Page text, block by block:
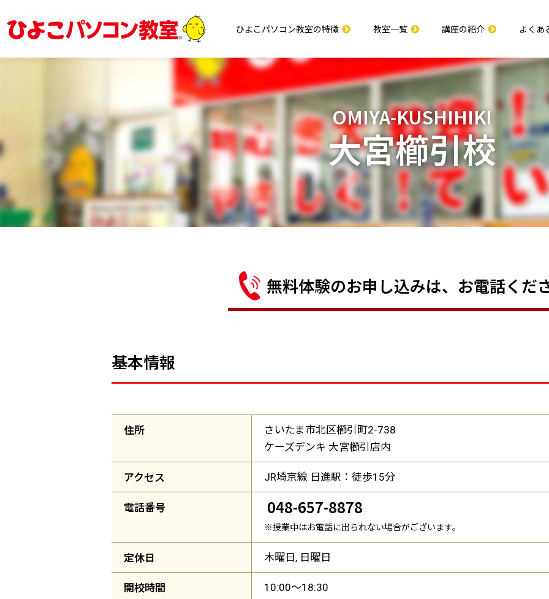
容
ス
ひよこパソコン教室の特徴 教室一覧 講座の紹介 よくあ
OMIYA-KUSHIHIKI
大宮櫛引校
無料体験のお申し込みは、お電話くだ
基本情報
住所
さいたま市北区櫛引町2-738
ケーズデンキ 大宮櫛引店内
アクセス JR埼京線 日進駅：徒歩15分
電話番号 048-657-8878
※授業中はお電話に出られない場合がございます。
定休日 木曜日, 日曜日
開校時間 10:00～18:30